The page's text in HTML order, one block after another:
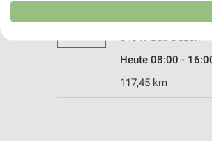
RHG Bau & Garten
Körbitzweg 4
04849 Bad Düben
Heute 08:00 -
117,45 km
Erstellung von Profilen für personalisierte
Erstellung von Profilen zur